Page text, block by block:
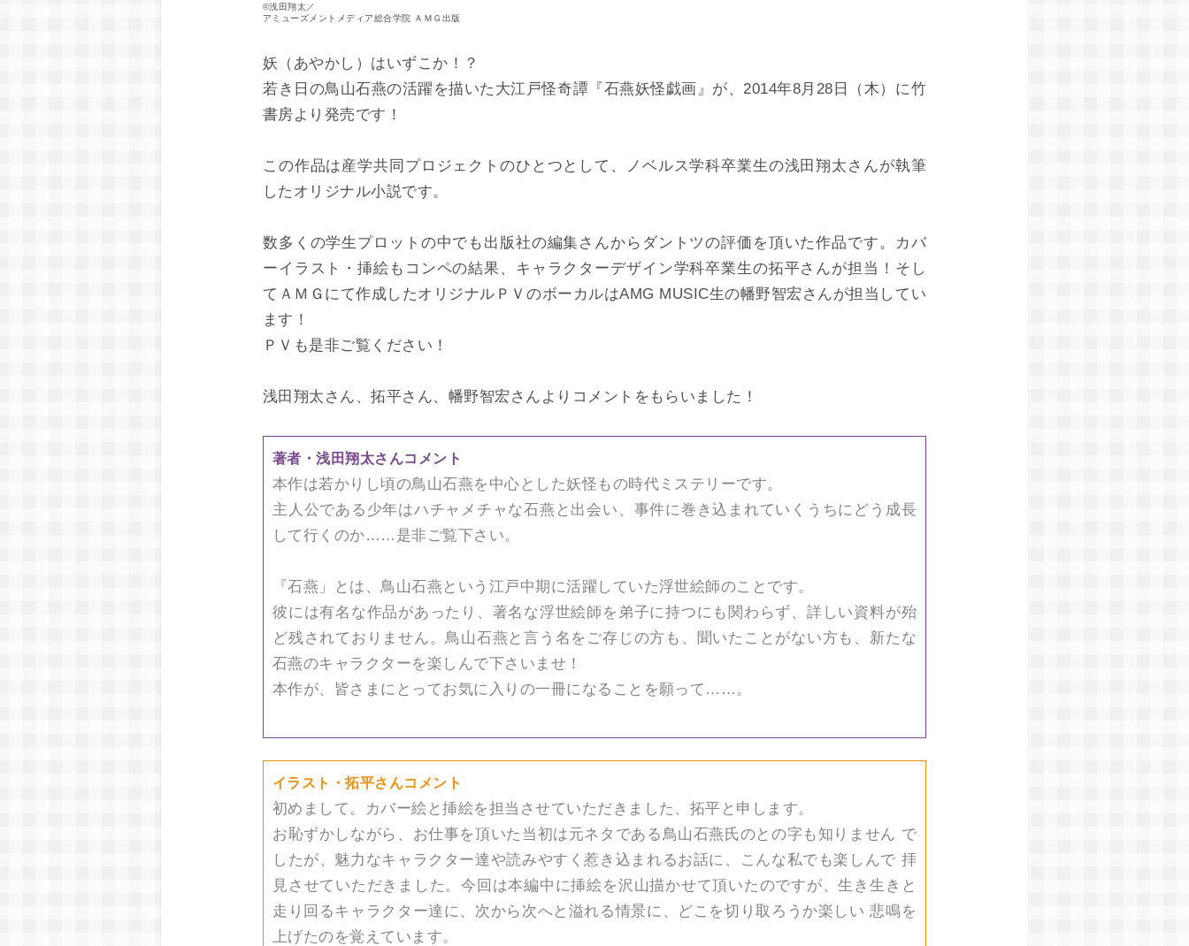
©浅田翔太／
アミューズメントメディア総合学院 ＡＭＧ出版
妖（あやかし）はいずこか！？
若き日の鳥山石燕の活躍を描いた大江戸怪奇譚『石燕妖怪戯画』が、2014年8月28日（木）に竹
書房より発売です！
この作品は産学共同プロジェクトのひとつとして、ノベルス学科卒業生の浅田翔太さんが執筆
したオリジナル小説です。
数多くの学生プロットの中でも出版社の編集さんからダントツの評価を頂いた作品です。カバ
ーイラスト・挿絵もコンペの結果、キャラクターデザイン学科卒業生の拓平さんが担当！そし
てＡＭＧにて作成したオリジナルＰＶのボーカルはAMG MUSIC生の幡野智宏さんが担当してい
ます！
ＰＶも是非ご覧ください！
浅田翔太さん、拓平さん、幡野智宏さんよりコメントをもらいました！
著者・浅田翔太さんコメント
本作は若かりし頃の鳥山石燕を中心とした妖怪もの時代ミステリーです。
主人公である少年はハチャメチャな石燕と出会い、事件に巻き込まれていくうちにどう成長
して行くのか……是非ご覧下さい。
『石燕」とは、鳥山石燕という江戸中期に活躍していた浮世絵師のことです。
彼には有名な作品があったり、著名な浮世絵師を弟子に持つにも関わらず、詳しい資料が殆
ど残されておりません。鳥山石燕と言う名をご存じの方も、聞いたことがない方も、新たな
石燕のキャラクターを楽しんで下さいませ！
本作が、皆さまにとってお気に入りの一冊になることを願って……。
イラスト・拓平さんコメント
初めまして。カバー絵と挿絵を担当させていただきました、拓平と申します。
お恥ずかしながら、お仕事を頂いた当初は元ネタである鳥山石燕氏のとの字も知りません で
したが、魅力なキャラクター達や読みやすく惹き込まれるお話に、こんな私でも楽しんで 拝
見させていただきました。今回は本編中に挿絵を沢山描かせて頂いたのですが、生き生きと
走り回るキャラクター達に、次から次へと溢れる情景に、どこを切り取ろうか楽しい 悲鳴を
上げたのを覚えています。